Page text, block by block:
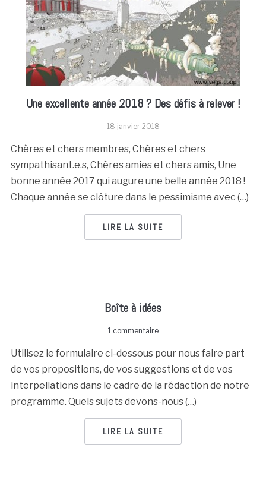
Une excellente année 2018 ? Des défis à relever !
18 janvier 2018
Chères et chers membres, Chères et chers
sympathisant.e.s, Chères amies et chers amis, Une
bonne année 2017 qui augure une belle année 2018 !
Chaque année se clôture dans le pessimisme avec (…)
LIRE LA SUITE
Boîte à idées
1 commentaire
Utilisez le formulaire ci-dessous pour nous faire part
de vos propositions, de vos suggestions et de vos
interpellations dans le cadre de la rédaction de notre
programme. Quels sujets devons-nous (…)
LIRE LA SUITE